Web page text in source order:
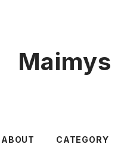
Maimys
ABOUT CATEGORY